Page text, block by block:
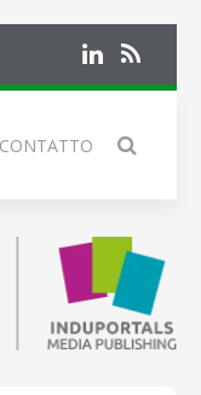
CONTATTO